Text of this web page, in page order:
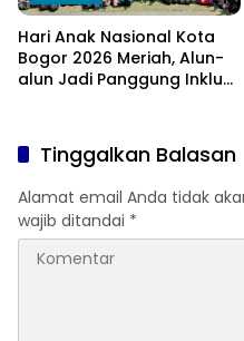
Hari Anak Nasional Kota
Bogor 2026 Meriah, Alun-
alun Jadi Panggung Inklusi
Tinggalkan Balasan
Alamat email Anda tidak
wajib ditandai *